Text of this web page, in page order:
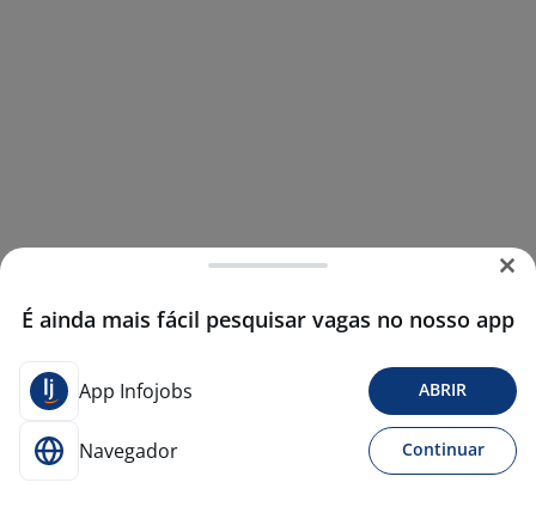
É ainda mais fácil pesquisar vagas no nosso app
App Infojobs ABRIR
Navegador Continuar